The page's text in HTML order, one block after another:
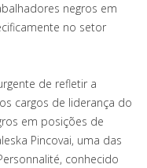
negros em
no setor
de refletir a
cargos de liderança do
em posições de
Pincovai, uma das
conhecido